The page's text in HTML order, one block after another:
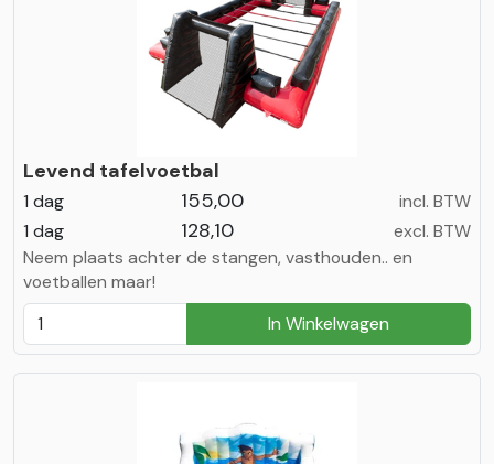
Levend tafelvoetbal
1 dag 155,00
incl. BTW
1 dag
128,10
excl. BTW
Neem plaats achter de stangen, vasthouden.. en
voetballen maar!
In Winkelwagen